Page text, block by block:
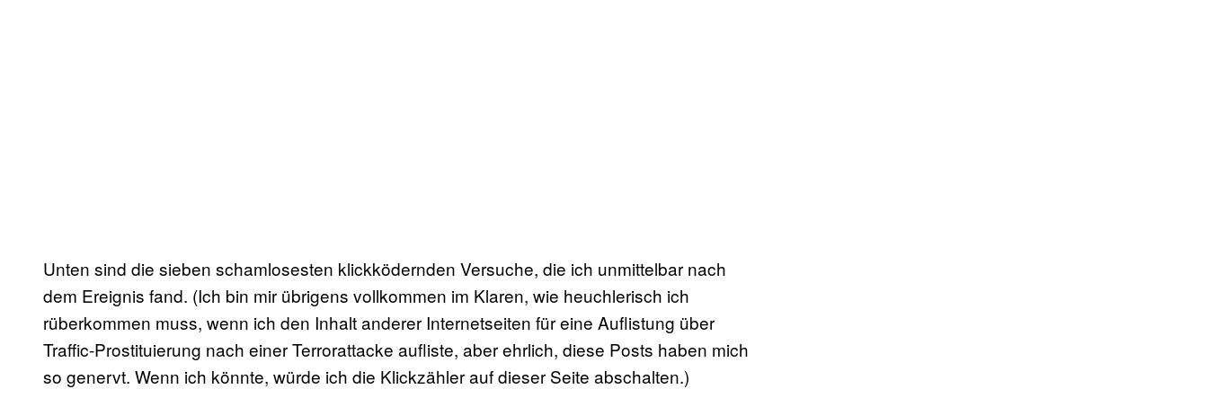
Unten sind die sieben schamlosesten klickködernden Versuche, die ich unmittelbar nach
dem Ereignis fand. (Ich bin mir übrigens vollkommen im Klaren, wie heuchlerisch ich
rüberkommen muss, wenn ich den Inhalt anderer Internetseiten für eine Auflistung über
Traffic-Prostituierung nach einer Terrorattacke aufliste, aber ehrlich, diese Posts haben mich
so genervt. Wenn ich könnte, würde ich die Klickzähler auf dieser Seite abschalten.)